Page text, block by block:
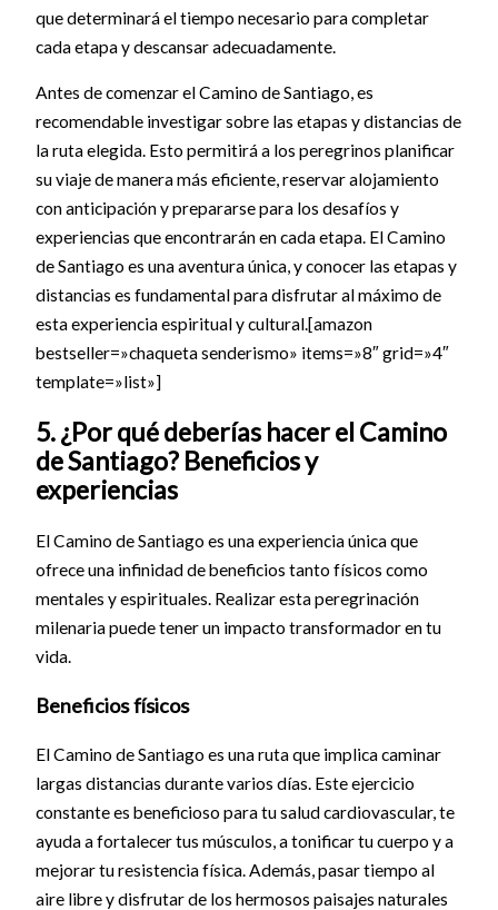
que determinará el tiempo necesario para completar
cada etapa y descansar adecuadamente.
Antes de comenzar el Camino de Santiago, es
recomendable investigar sobre las etapas y distancias de
la ruta elegida. Esto permitirá a los peregrinos planificar
su viaje de manera más eficiente, reservar alojamiento
con anticipación y prepararse para los desafíos y
experiencias que encontrarán en cada etapa. El Camino
de Santiago es una aventura única, y conocer las etapas y
distancias es fundamental para disfrutar al máximo de
esta experiencia espiritual y cultural.[amazon
bestseller=»chaqueta senderismo» items=»8″ grid=»4″
template=»list»]
5. ¿Por qué deberías hacer el Camino
de Santiago? Beneficios y
experiencias
El Camino de Santiago es una experiencia única que
ofrece una infinidad de beneficios tanto físicos como
mentales y espirituales. Realizar esta peregrinación
milenaria puede tener un impacto transformador en tu
vida.
Beneficios físicos
El Camino de Santiago es una ruta que implica caminar
largas distancias durante varios días. Este ejercicio
constante es beneficioso para tu salud cardiovascular, te
ayuda a fortalecer tus músculos, a tonificar tu cuerpo y a
mejorar tu resistencia física. Además, pasar tiempo al
aire libre y disfrutar de los hermosos paisajes naturales